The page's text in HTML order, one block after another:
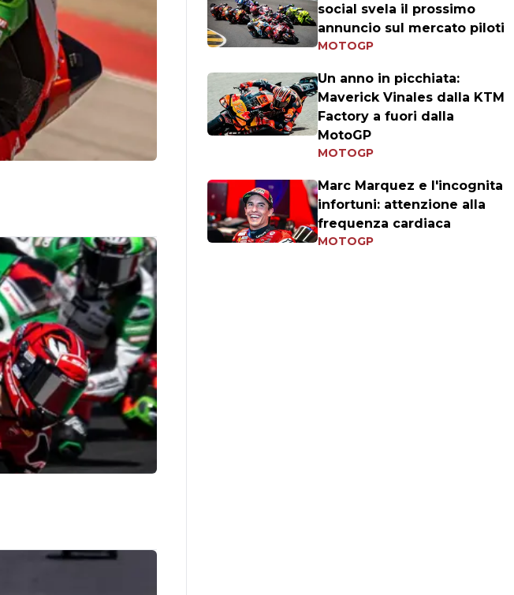
social svela il prossimo
annuncio sul mercato piloti
MOTOGP
Un anno in picchiata:
Maverick Vinales dalla KTM
Factory a fuori dalla
MotoGP
MOTOGP
Marc Marquez e l'incognita
infortuni: attenzione alla
frequenza cardiaca
MOTOGP